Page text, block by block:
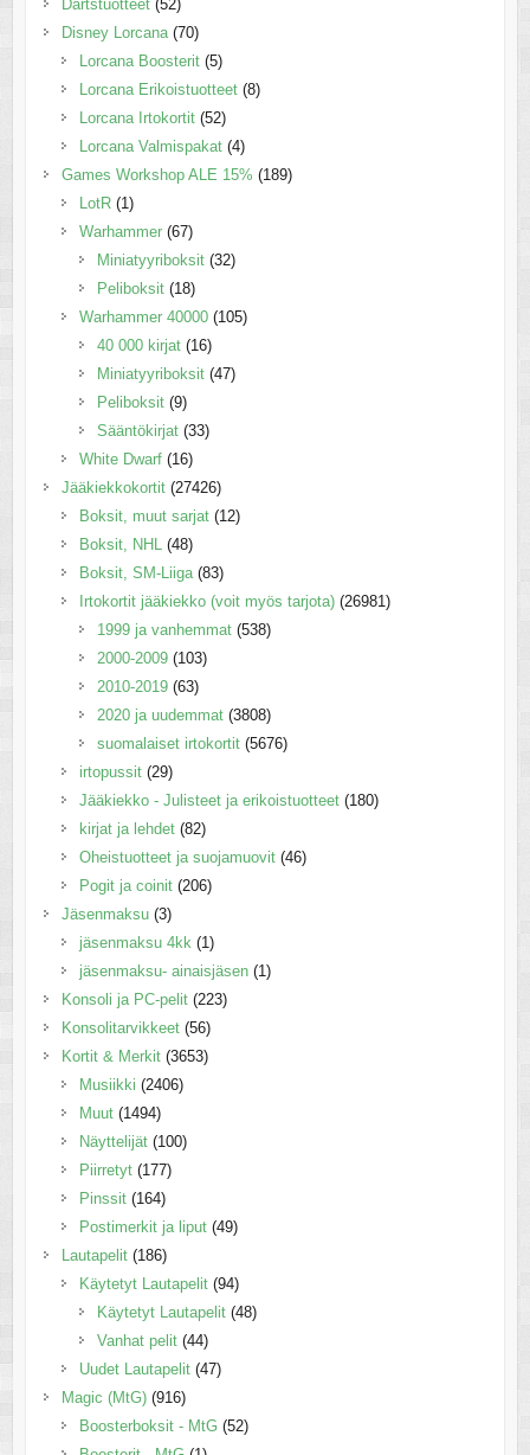
Dartstuotteet (52)
Disney Lorcana (70)
Lorcana Boosterit (5)
Lorcana Erikoistuotteet (8)
Lorcana Irtokortit (52)
Lorcana Valmispakat (4)
Games Workshop ALE 15% (189)
LotR (1)
Warhammer (67)
Miniatyyriboksit (32)
Peliboksit (18)
Warhammer 40000 (105)
40 000 kirjat (16)
Miniatyyriboksit (47)
Peliboksit (9)
Sääntökirjat (33)
White Dwarf (16)
Jääkiekkokortit (27426)
Boksit, muut sarjat (12)
Boksit, NHL
(48)
Boksit, SM-Liiga (83)
Irtokortit jääkiekko (voit myös tarjota) (26981)
1999 ja vanhemmat (538)
2000-2009 (103)
2010-2019 (63)
2020 ja uudemmat (3808)
suomalaiset irtokortit (5676)
irtopussit (29)
Jääkiekko - Julisteet ja erikoistuotteet (180)
kirjat ja lehdet (82)
Oheistuotteet ja suojamuovit (46)
Pogit ja coinit (206)
Jäsenmaksu (3)
jäsenmaksu 4kk (1)
jäsenmaksu- ainaisjäsen (1)
Konsoli ja PC-pelit (223)
Konsolitarvikkeet (56)
Kortit & Merkit (3653)
Musiikki (2406)
Muut (1494)
Näyttelijät (100)
Piirretyt (177)
Pinssit (164)
Postimerkit ja liput (49)
Lautapelit (186)
Käytetyt Lautapelit (94)
Käytetyt Lautapelit (48)
Vanhat pelit (44)
Uudet Lautapelit (47)
Magic (MtG) (916)
Boosterboksit - MtG (52)